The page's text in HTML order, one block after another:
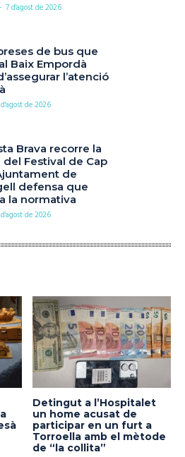
- 7 d'agost de 2026
de bus que
Baix Empordà
l’atenció
de 2026
Brava recorre la
del Festival de Cap
de
defensa que
la normativa
de 2026
Detingut a l’Hospitalet
un home acusat de
participar en un furt a
Torroella amb el mètode
de “la collita”